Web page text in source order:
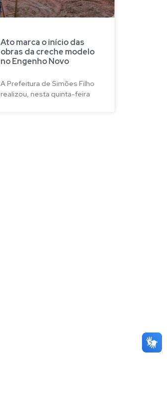
Ato marca o início das
obras da creche modelo
no Engenho Novo
A Prefeitura de Simões Filho
realizou, nesta quinta-feira